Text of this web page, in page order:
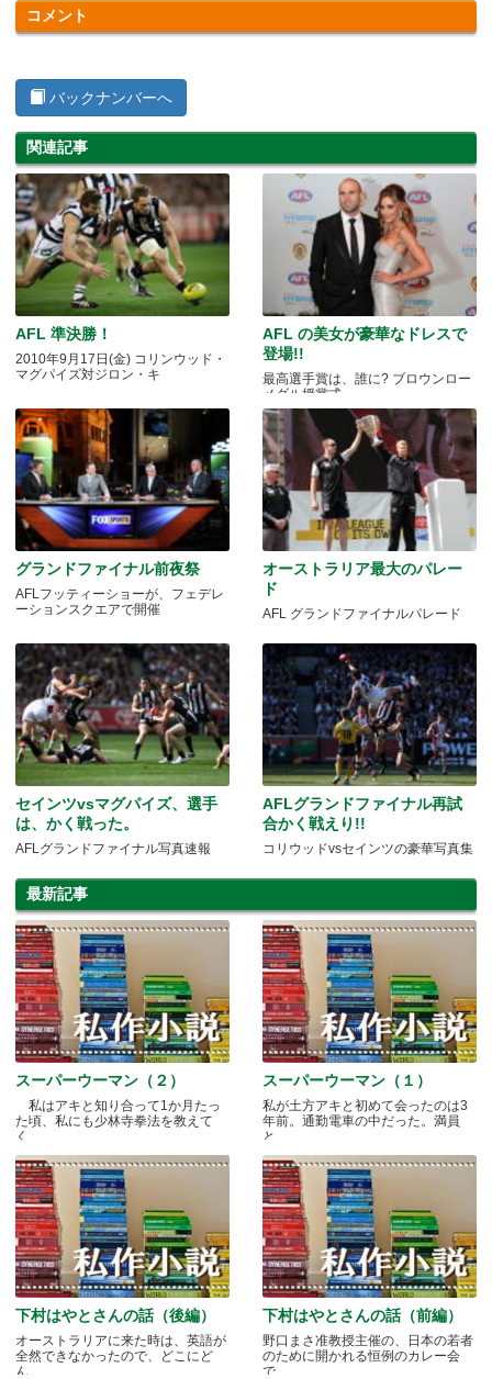
コメント
バックナンバーへ
関連記事
AFL 準決勝！
2010年9月17日(金) コリンウッド・
マグパイズ対ジロン・キ
AFL の美女が豪華なドレスで
登場!!
最高選手賞は、誰に? ブロウンロー
メダル授賞式
グランドファイナル前夜祭
AFLフッティーショーが、フェデレ
ーションスクエアで開催
オーストラリア最大のパレー
ド
AFL グランドファイナルパレード
セインツvsマグパイズ、選手
は、かく戦った。
AFLグランドファイナル写真速報
AFLグランドファイナル再試
合かく戦えり!!
コリウッドvsセインツの豪華写真集
最新記事
スーパーウーマン（２）
私はアキと知り合って1か月たっ
た頃、私にも少林寺拳法を教えて
く.....
スーパーウーマン（１）
私が土方アキと初めて会ったのは3
年前。通勤電車の中だった。満員
と.....
下村はやとさんの話（後編）
オーストラリアに来た時は、英語が
全然できなかったので、どこにど
ん.....
下村はやとさんの話（前編）
野口まさ准教授主催の、日本の若者
のために開かれる恒例のカレー会
で.....